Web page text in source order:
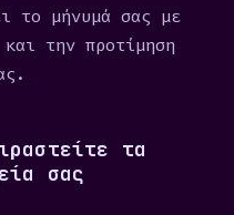
το μήνυμά σας με
την προτίμηση
τα
σας